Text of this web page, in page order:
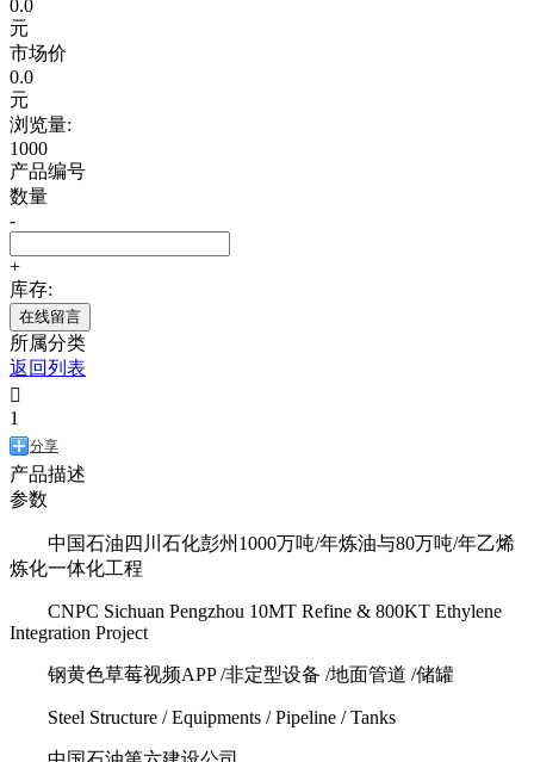
0.0
元
市场价
0.0
元
浏览量:
1000
产品编号
数量
-
+
库存:
在线留言
所属分类
返回列表

1
分享
产品描述
参数
中国石油四川石化彭州1000万吨/年炼油与80万吨/年乙烯
炼化一体化工程
CNPC Sichuan Pengzhou 10MT Refine & 800KT Ethylene
Integration Project
钢黄色草莓视频APP /非定型设备 /地面管道 /储罐
Steel Structure / Equipments / Pipeline / Tanks